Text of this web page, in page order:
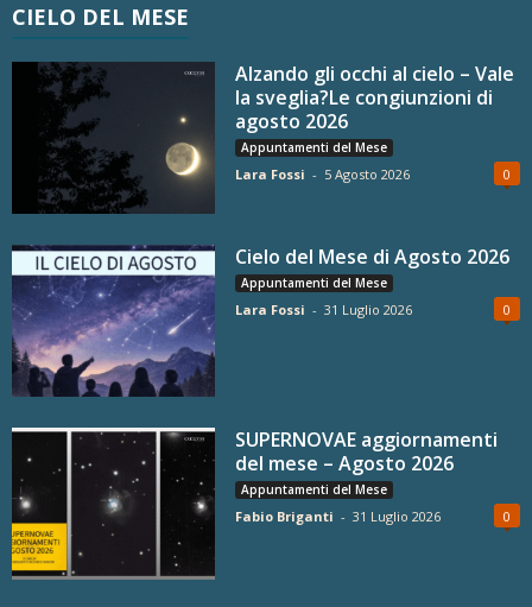
CIELO DEL MESE
Alzando gli occhi al cielo – Vale
la sveglia?Le congiunzioni di
agosto 2026
Appuntamenti del Mese
Lara Fossi - 5 Agosto 2026 0
Cielo del Mese di Agosto 2026
Appuntamenti del Mese
Lara Fossi - 31 Luglio 2026 0
SUPERNOVAE aggiornamenti
del mese – Agosto 2026
Appuntamenti del Mese
Fabio Briganti - 31 Luglio 2026 0